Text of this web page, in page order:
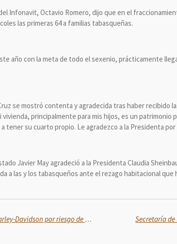
Infonavit, Octavio Romero, dijo que en el
las primeras 64 a familias tabasqueñas.
año con la meta de todo el sexenio, prácticamente
se mostró contenta y agradecida tras haber recibido
vivienda, principalmente para mis hijos, es un
tener su cuarto propio. Le agradezco a la Presidenta
Javier May agradeció a la Presidenta Claudia
a las y los tabasqueños ante el rezago habitacional que
Profeco comparte alerta de Harley-Davidson por riesgo de pérdida de control en motocicletas